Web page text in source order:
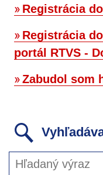
Registrácia
Registrácia
portál RTVS -
Zabudol som